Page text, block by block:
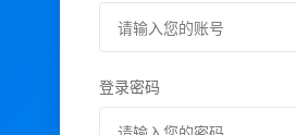
登录密码